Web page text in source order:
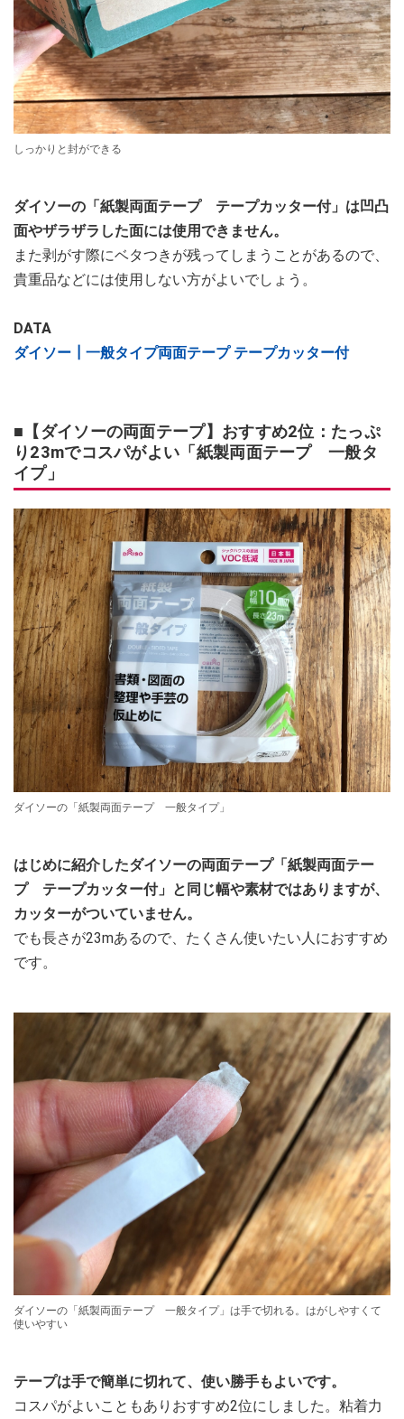
しっかりと封ができる
ダイソーの「紙製両面テープ テープカッター付」は凹凸
面やザラザラした面には使用できません。
また剥がす際にベタつきが残ってしまうことがあるので、
貴重品などには使用しない方がよいでしょう。
DATA
ダイソー┃一般タイプ両面テープ テープカッター付
■【ダイソーの両面テープ】おすすめ2位：たっぷ
り23mでコスパがよい「紙製両面テープ 一般タ
イプ」
ダイソーの「紙製両面テープ 一般タイプ」
はじめに紹介したダイソーの両面テープ「紙製両面テー
プ テープカッター付」と同じ幅や素材ではありますが、
カッターがついていません。
でも長さが23mあるので、たくさん使いたい人におすすめ
です。
ダイソーの「紙製両面テープ 一般タイプ」は手で切れる。はがしやすくて
使いやすい
テープは手で簡単に切れて、使い勝手もよいです。
コスパがよいこともありおすすめ2位にしました。粘着力